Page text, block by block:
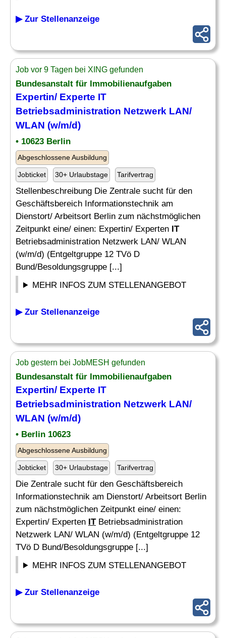
▶ Zur Stellenanzeige
Job vor 9 Tagen bei XING gefunden
Bundesanstalt für Immobilienaufgaben
Expertin/ Experte IT
Betriebsadministration Netzwerk LAN/
WLAN (w/m/d)
• 10623 Berlin
Abgeschlossene Ausbildung
Jobticket 30+ Urlaubstage Tarifvertrag
Stellenbeschreibung Die Zentrale sucht für den
Geschäftsbereich Informationstechnik am
Dienstort/ Arbeitsort Berlin zum nächstmöglichen
Zeitpunkt eine/ einen: Expertin/ Experten IT
Betriebsadministration Netzwerk LAN/ WLAN
(w/m/d) (Entgeltgruppe 12 TVö D
Bund/Besoldungsgruppe [...]
MEHR INFOS ZUM STELLENANGEBOT
▶ Zur Stellenanzeige
Job gestern bei JobMESH gefunden
Bundesanstalt für Immobilienaufgaben
Expertin/ Experte IT
Betriebsadministration Netzwerk LAN/
WLAN (w/m/d)
• Berlin 10623
Abgeschlossene Ausbildung
Jobticket 30+ Urlaubstage Tarifvertrag
Die Zentrale sucht für den Geschäftsbereich
Informationstechnik am Dienstort/ Arbeitsort Berlin
zum nächstmöglichen Zeitpunkt eine/ einen:
Expertin/ Experten ITBetriebsadministration
Netzwerk LAN/ WLAN (w/m/d) (Entgeltgruppe 12
TVö D Bund/Besoldungsgruppe [...]
MEHR INFOS ZUM STELLENANGEBOT
▶ Zur Stellenanzeige